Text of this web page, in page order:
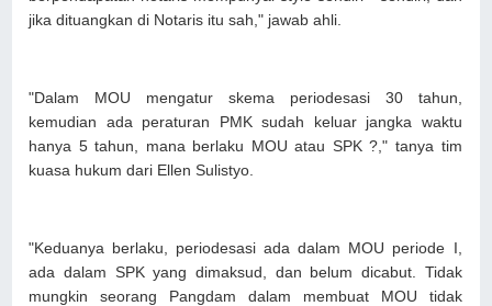
jika dituangkan di Notaris itu sah," jawab ahli.
"Dalam MOU mengatur skema periodesasi 30 tahun,
kemudian ada peraturan PMK sudah keluar jangka waktu
hanya 5 tahun, mana berlaku MOU atau SPK ?," tanya tim
kuasa hukum dari Ellen Sulistyo.
"Keduanya berlaku, periodesasi ada dalam MOU periode I,
ada dalam SPK yang dimaksud, dan belum dicabut. Tidak
mungkin seorang Pangdam dalam membuat MOU tidak